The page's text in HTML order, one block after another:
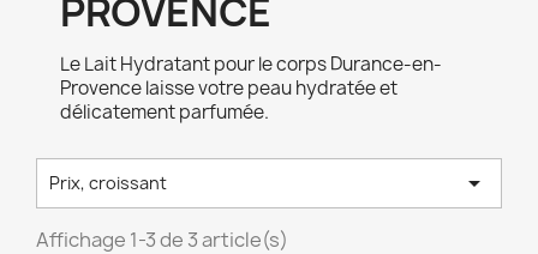
PROVENCE
Le Lait Hydratant pour le corps Durance-en-
Provence laisse votre peau hydratée et
délicatement parfumée.
Prix, croissant 
Affichage 1-3 de 3 article(s)